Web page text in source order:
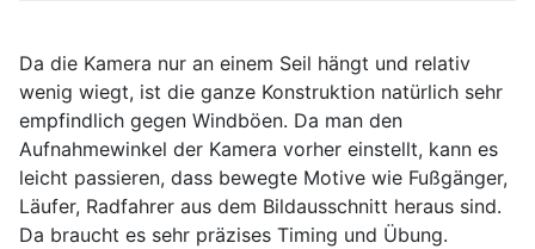
Da die Kamera nur an einem Seil hängt und relativ
wenig wiegt, ist die ganze Konstruktion natürlich sehr
empfindlich gegen Windböen. Da man den
Aufnahmewinkel der Kamera vorher einstellt, kann es
leicht passieren, dass bewegte Motive wie Fußgänger,
Läufer, Radfahrer aus dem Bildausschnitt heraus sind.
Da braucht es sehr präzises Timing und Übung.